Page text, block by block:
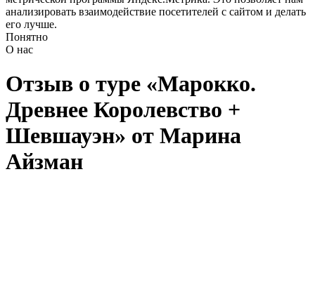
анализировать взаимодействие посетителей с сайтом и делать
его лучше.
Понятно
О нас
Отзыв о туре «Марокко.
Древнее Королевство +
Шевшауэн» от Марина
Айзман